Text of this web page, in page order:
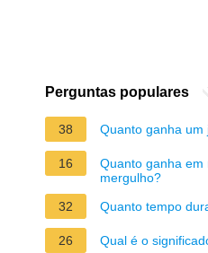
Perguntas populares
38 Quanto ganha um
16
Quanto ganha
mergulho?
32
Quanto tempo
26 Qual é o